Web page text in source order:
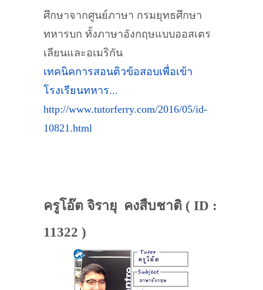
ศึกษาจากศูนย์ภาษา กรมยุทธศึกษา
ทหารบก ทั้งภาษาอังกฤษแบบออสเตร
เลียนและอเมริกัน
เทคนิคการสอนติวข้อสอบเพื่อเข้า
โรงเรียนทหาร...
http://www.tutorferry.com/2016/05/id-
10821.html
ครูโอ๊ต จิรายุ คงสืบชาติ ( ID :
11322 )